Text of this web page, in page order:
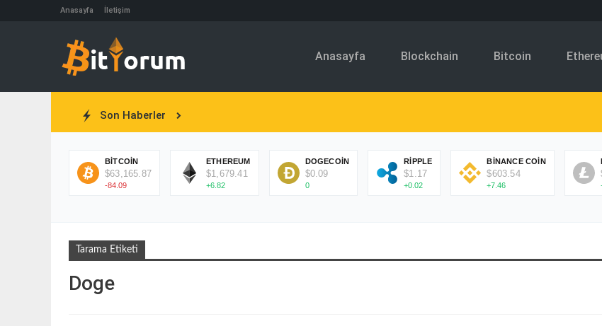
Anasayfa İletişim
Anasayfa Blockchain Bitcoin
Son Haberler
BITCOIN
$63,165.87
-84.09
ETHEREUM
$1,679.41
+6.82
DOGECOIN
$0.09
0
RIPPLE
$1.17
+0.02
BINANCE COIN
$603.54
+7.46
Tarama Etiketi
Doge